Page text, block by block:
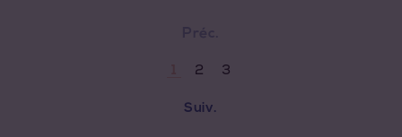
2 3
Suiv.